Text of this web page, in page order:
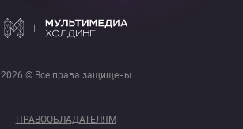
2026 © Все права защищены
ПРАВООБЛАДАТЕЛЯМ